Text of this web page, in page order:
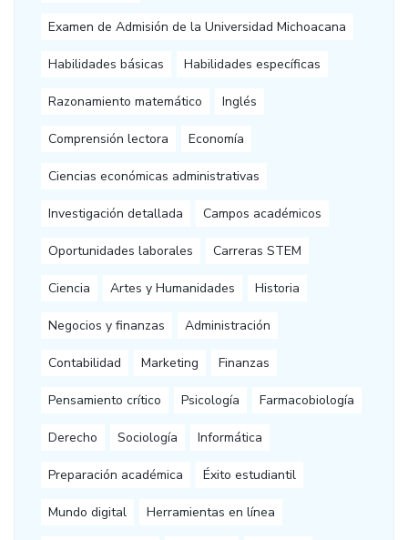
Examen de Admisión de la Universidad Michoacana
Habilidades básicas Habilidades específicas
Razonamiento matemático Inglés
Comprensión lectora Economía
Ciencias económicas administrativas
Investigación detallada Campos académicos
Oportunidades laborales Carreras STEM
Ciencia Artes y Humanidades Historia
Negocios y finanzas Administración
Contabilidad Marketing Finanzas
Pensamiento crítico Psicología Farmacobiología
Derecho Sociología Informática
Preparación académica Éxito estudiantil
Mundo digital Herramientas en línea